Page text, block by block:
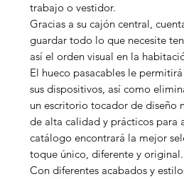
trabajo o vestidor.
Gracias a su cajón central,
guardar todo lo que necesite
así el orden visual en la
El hueco pasacables le
sus dispositivos, así como
un escritorio tocador de diseño
de alta calidad y prácticos para
catálogo encontrará la mejor
toque único, diferente y original.
Con diferentes acabados y